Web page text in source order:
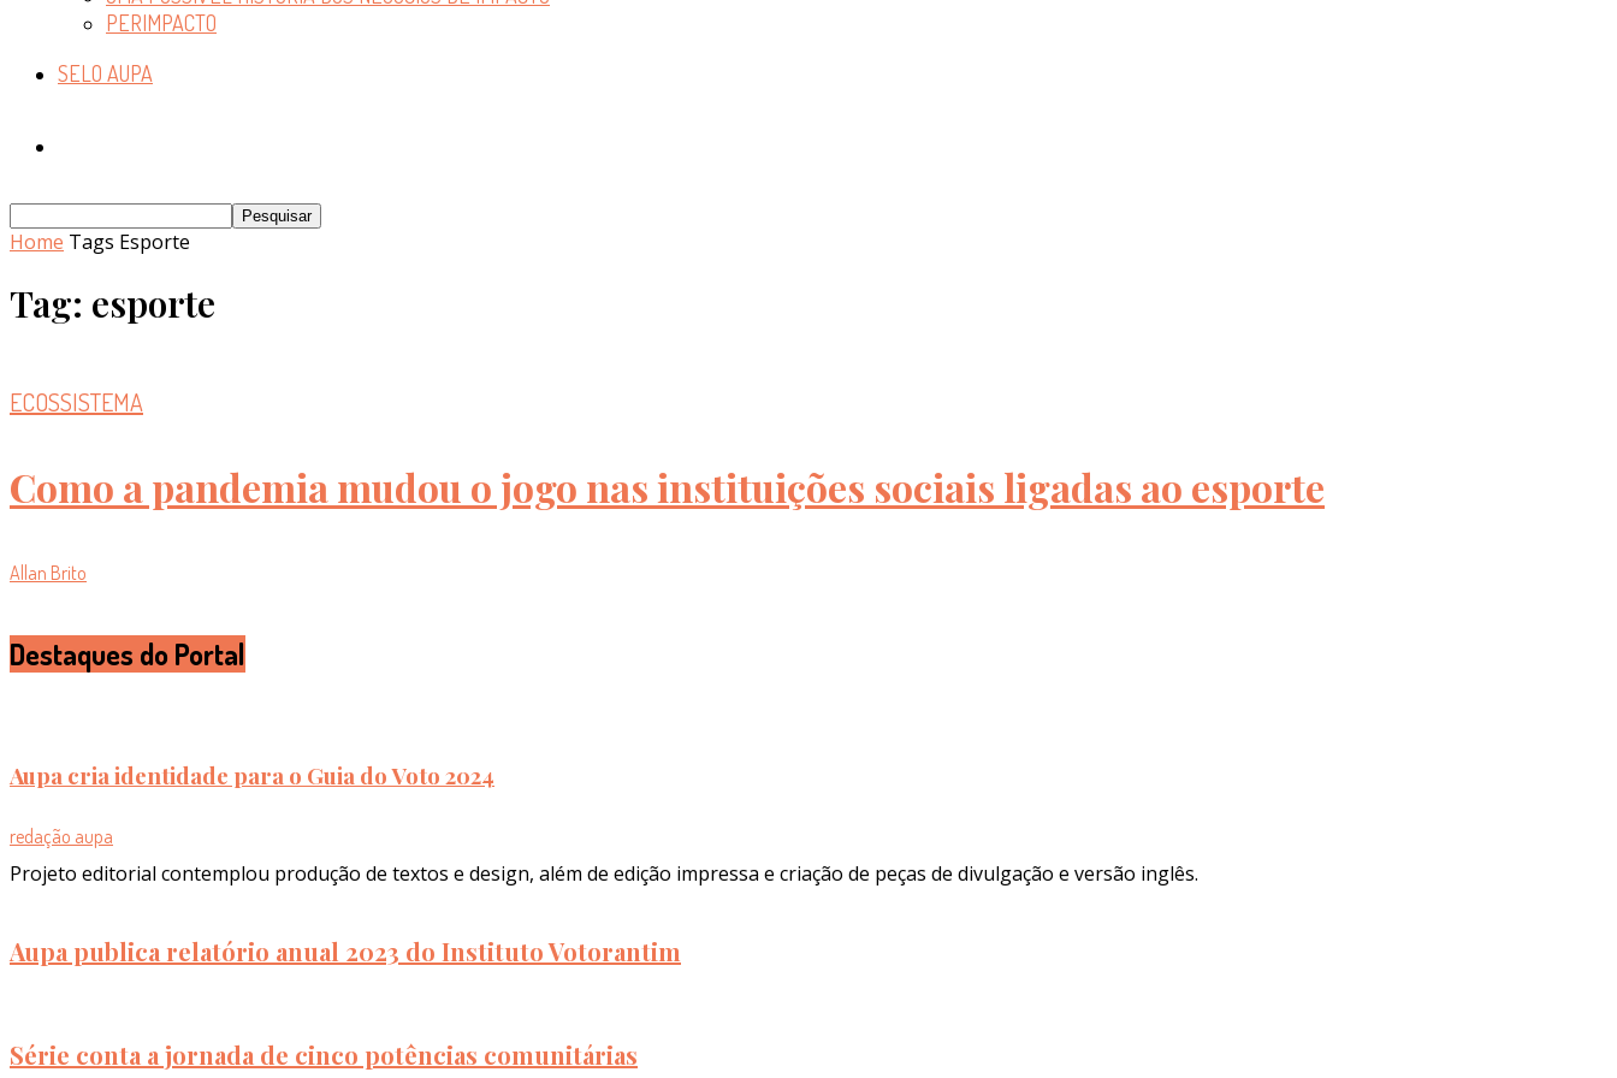
PERIMPACTO
SELO AUPA
Home Tags Esporte
Tag: esporte
ECOSSISTEMA
Como a pandemia mudou o jogo nas instituições sociais ligadas ao esporte
Allan Brito
Destaques do Portal
Aupa cria identidade para o Guia do Voto 2024
redação aupa
Projeto editorial contemplou produção de textos e design, além de edição impressa e criação de peças de divulgação e versão inglês.
Aupa publica relatório anual 2023 do Instituto Votorantim
Série conta a jornada de cinco potências comunitárias